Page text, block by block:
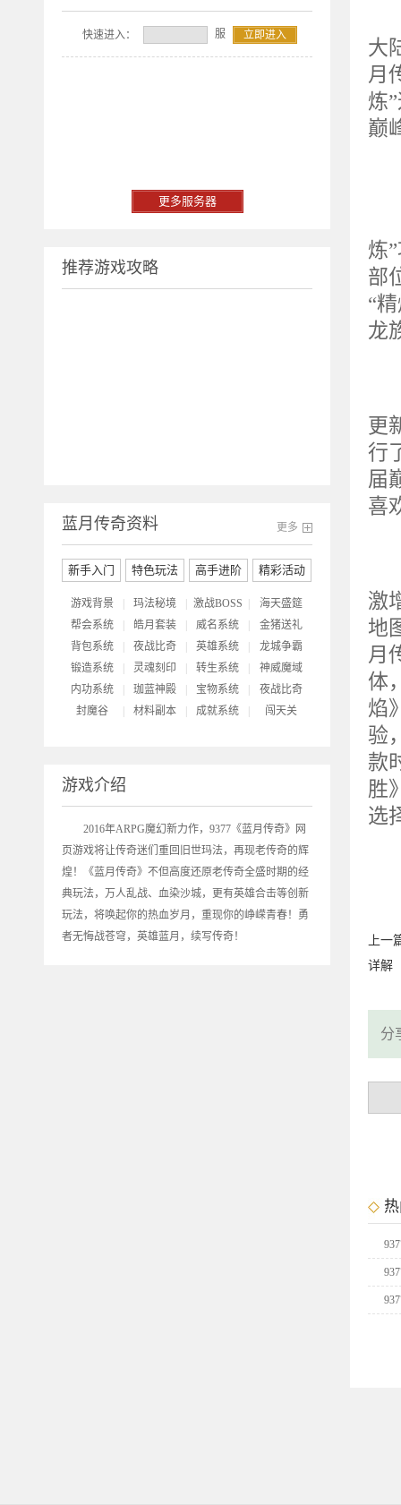
大
月
炼
巅
炼
部
“
龙
更
行
届
喜
激
地
月
体
焰
验
款
胜
选
上一
详解
分
抽
快速进入： 服 立即进入
更多服务器
推荐游戏攻略
更多
蓝月传奇资料
新手入门 特色玩法 高手进阶 精彩活动
游戏背景 玛法秘境 激战BOSS
海天盛筵
帮会系统 皓月套装 威名系统
金猪送礼
背包系统 夜战比奇 英雄系统
龙城争霸
锻造系统 灵魂刻印 转生系统
神威魔域
内功系统 珈蓝神殿 宝物系统
夜战比奇
封魔谷 材料副本 成就系统 闯天关
游戏介绍
2016年ARPG魔幻新力作，9377《蓝月传奇》网
页游戏将让传奇迷们重回旧世玛法，再现老传奇的辉
煌！《蓝月传奇》不但高度还原老传奇全盛时期的经
典玩法，万人乱战、血染沙城，更有英雄合击等创新
玩法，将唤起你的热血岁月，重现你的峥嵘青春！勇
者无悔战苍穹，英雄蓝月，续写传奇！